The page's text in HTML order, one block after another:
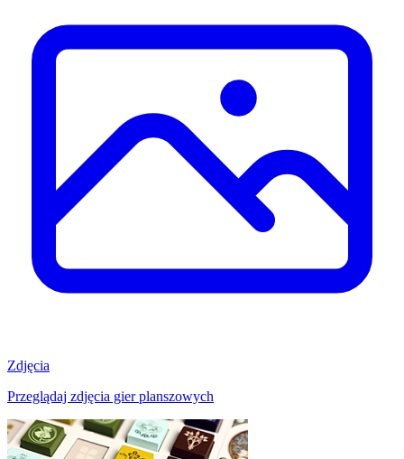
Zdjęcia
Przeglądaj zdjęcia gier planszowych